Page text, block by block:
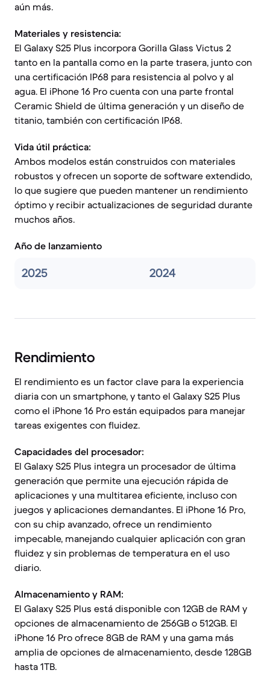
aún más.
Materiales y resistencia:
El Galaxy S25 Plus incorpora Gorilla Glass Victus 2
tanto en la pantalla como en la parte trasera, junto con
una certificación IP68 para resistencia al polvo y al
agua. El iPhone 16 Pro cuenta con una parte frontal
Ceramic Shield de última generación y un diseño de
titanio, también con certificación IP68.
Vida útil práctica:
Ambos modelos están construidos con materiales
robustos y ofrecen un soporte de software extendido,
lo que sugiere que pueden mantener un rendimiento
óptimo y recibir actualizaciones de seguridad durante
muchos años.
Año de lanzamiento
2025 2024
Rendimiento
El rendimiento es un factor clave para la experiencia
diaria con un smartphone, y tanto el Galaxy S25 Plus
como el iPhone 16 Pro están equipados para manejar
tareas exigentes con fluidez.
Capacidades del procesador:
El Galaxy S25 Plus integra un procesador de última
generación que permite una ejecución rápida de
aplicaciones y una multitarea eficiente, incluso con
juegos y aplicaciones demandantes. El iPhone 16 Pro,
con su chip avanzado, ofrece un rendimiento
impecable, manejando cualquier aplicación con gran
fluidez y sin problemas de temperatura en el uso
diario.
Almacenamiento y RAM:
El Galaxy S25 Plus está disponible con 12GB de RAM y
opciones de almacenamiento de 256GB o 512GB. El
iPhone 16 Pro ofrece 8GB de RAM y una gama más
amplia de opciones de almacenamiento, desde 128GB
hasta 1TB.